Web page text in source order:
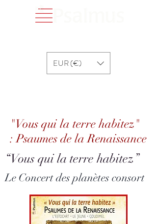
EUR (€)
"Vous qui la terre habitez"
: Psaumes de la Renaissance
“Vous qui la terre habitez”
Le Concert des planètes consort